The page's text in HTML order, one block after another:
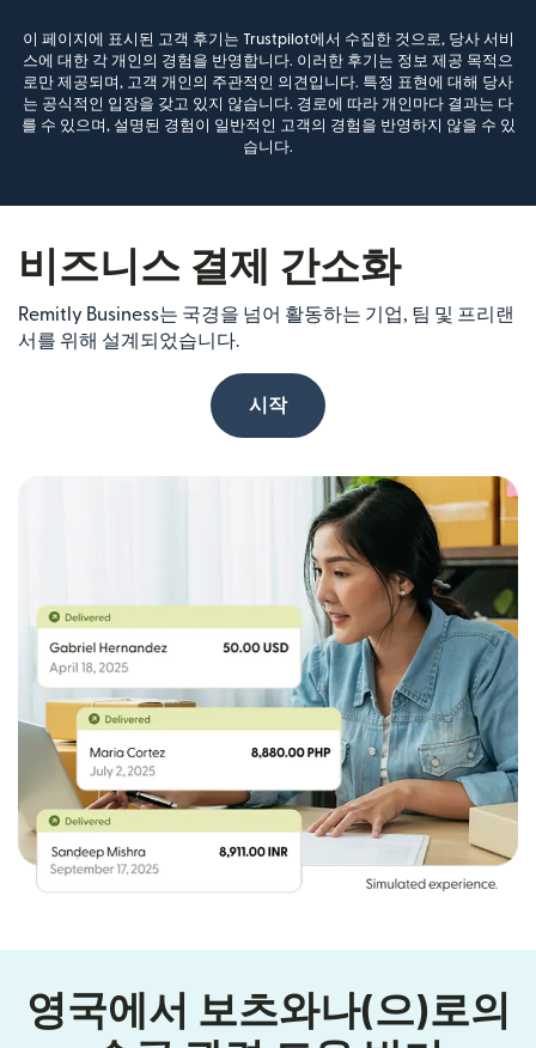
이 페이지에 표시된 고객 후기는 Trustpilot에서 수집한 것으로, 당사 서비
스에 대한 각 개인의 경험을 반영합니다. 이러한 후기는 정보 제공 목적으
로만 제공되며, 고객 개인의 주관적인 의견입니다. 특정 표현에 대해 당사
는 공식적인 입장을 갖고 있지 않습니다. 경로에 따라 개인마다 결과는 다
를 수 있으며, 설명된 경험이 일반적인 고객의 경험을 반영하지 않을 수 있
습니다.
비즈니스 결제 간소화
Remitly Business는 국경을 넘어 활동하는 기업, 팀 및 프리랜
서를 위해 설계되었습니다.
시작
영국에서 보츠와나(으)로의